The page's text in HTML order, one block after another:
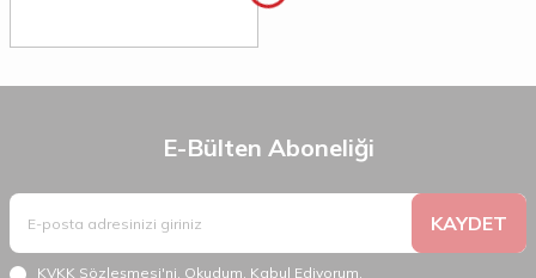
E-Bülten Aboneliği
KAYDET
KVKK Sözleşmesi'ni, Okudum, Kabul Ediyorum.